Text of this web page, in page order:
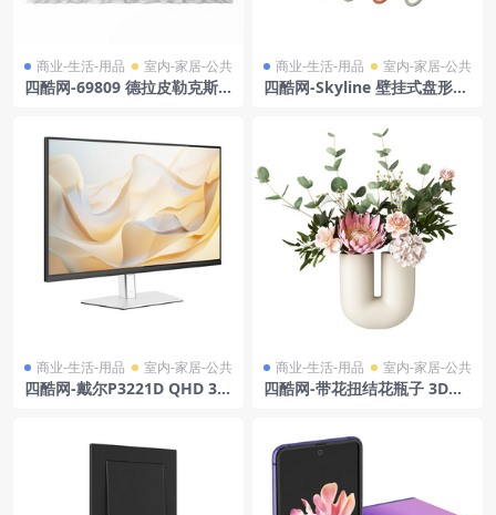
商业-生活-用品 室内-家居-公共
四酷网-69809 德拉皮勒克斯
商业-生活-用品 室内-家居-公共
四酷网-Skyline 壁挂式盘形衣
商业-生活-用品 室内-家居-公共
四酷网-戴尔P3221D QHD 31.
商业-生活-用品 室内-家居-公共
四酷网-带花扭结花瓶子 3D模